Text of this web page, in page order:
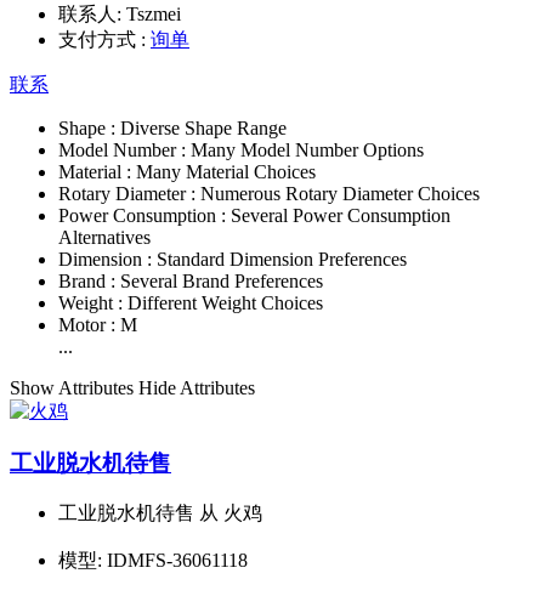
联系人: Tszmei
支付方式 : 询单
联系
Shape : Diverse Shape Range
Model Number : Many Model Number Options
Material : Many Material Choices
Rotary Diameter : Numerous Rotary Diameter Choices
Power Consumption : Several Power Consumption
Alternatives
Dimension : Standard Dimension Preferences
Brand : Several Brand Preferences
Weight : Different Weight Choices
Motor : M
...
Show Attributes Hide Attributes
工业脱水机待售
工业脱水机待售 从 火鸡
模型: IDMFS-36061118